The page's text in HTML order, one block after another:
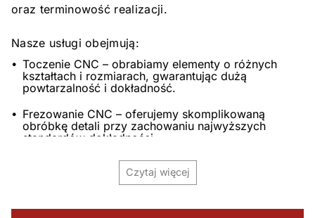
oraz terminowość realizacji.
Nasze usługi obejmują:
Toczenie CNC – obrabiamy elementy o różnych
kształtach i rozmiarach, gwarantując dużą
powtarzalność i dokładność.
Frezowanie CNC – oferujemy skomplikowaną
obróbkę detali przy zachowaniu najwyższych
standardów dokładności.
Wiercenie i gwintowanie – wykonujemy otwory
oraz gwinty, dbając o wysoką jakość i precyzję
Czytaj więcej